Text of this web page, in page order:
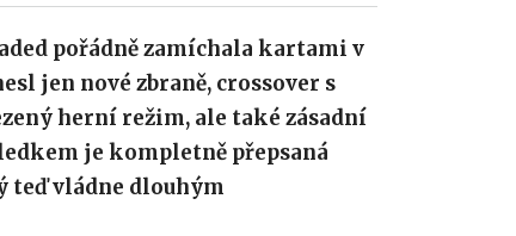
pořádně zamíchala kartami v
jen nové zbraně, crossover s
herní režim, ale také zásadní
je kompletně přepsaná
teď vládne dlouhým